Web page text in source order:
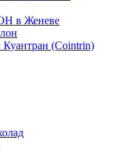
в Женеве
(Cointrin)